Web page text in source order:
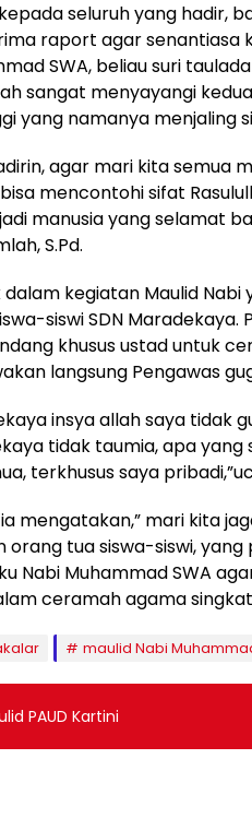
seluruh yang hadir,
raport agar senantiasa
SWA, beliau suri
sangat menyayangi
yang namanya menjaling
agar mari kita semua
mencontohi sifat
manusia yang selamat
S.Pd.
kegiatan Maulid Nabi
siswi SDN Maradekaya.
khusus ustad untuk
langsung Pengawas
insya allah saya tidak
tidak taumia, apa yang
terkhusus saya
mengatakan,” mari kita
orang tua siswa-siswi,
Nabi Muhammad SWA
ceramah agama
maulid Nabi
PAUD Kartini